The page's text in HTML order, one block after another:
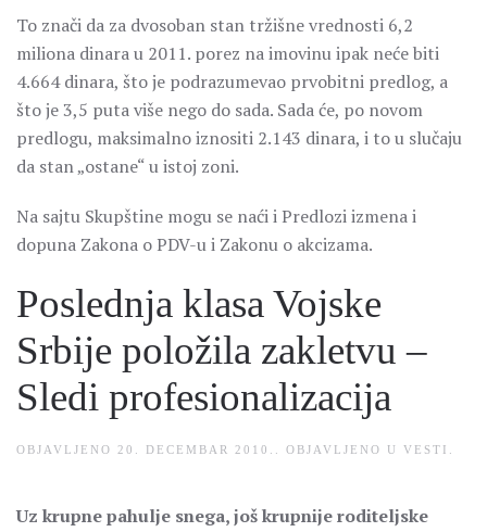
To znači da za dvosoban stan tržišne vrednosti 6,2
miliona dinara u 2011. porez na imovinu ipak neće biti
4.664 dinara, što je podrazumevao prvobitni predlog, a
što je 3,5 puta više nego do sada. Sada će, po novom
predlogu, maksimalno iznositi 2.143 dinara, i to u slučaju
da stan „ostane“ u istoj zoni.
Na sajtu Skupštine mogu se naći i Predlozi izmena i
dopuna Zakona o PDV-u i Zakonu o akcizama.
Poslednja klasa Vojske
Srbije položila zakletvu –
Sledi profesionalizacija
OBJAVLJENO 20. DECEMBAR 2010. . OBJAVLJENO U VESTI
Uz krupne pahulje snega, još krupnije roditeljske